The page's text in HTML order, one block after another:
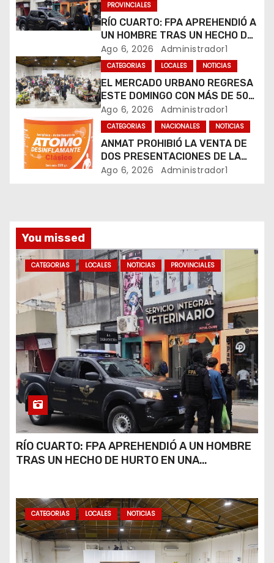
d
e
e
n
t
r
a
s
PROVINCIALES
RÍO CUARTO: FPA APREHENDIÓ A
UN HOMBRE TRAS UN HECHO DE
HURTO EN UNA VETERINARIA
Ago 6, 2026 Administrador1
CATEGORIAS LOCALES NOTICIAS
EL MERCADO URBANO REGRESA
ESTE DOMINGO CON MÁS DE 50
EMPRENDEDORES LOCALES
Ago 6, 2026 Administrador1
CATEGORIAS NACIONALES NOTICIAS
ANMAT PROHIBIÓ LA VENTA DE
DOS PRESENTACIONES DE LA
CREMA ÁTOMO DESINFLAMANTE
Ago 6, 2026 Administrador1
You missed
CATEGORIAS LOCALES NOTICIAS PROVINCIALES
RÍO CUARTO: FPA APREHENDIÓ A UN HOMBRE
TRAS UN HECHO DE HURTO EN UNA
CATEGORIAS LOCALES NOTICIAS